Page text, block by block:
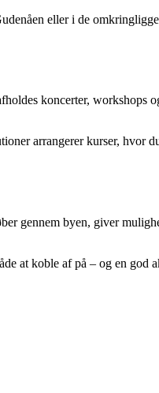
eller i de
koncerter, workshops
arrangerer kurser, hvor
gennem byen, giver
at koble af på – og en